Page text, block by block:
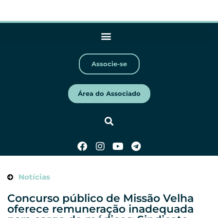
Associe-se
Área do Associado
Notícias
Concurso público de Missão Velha
oferece remuneração inadequada